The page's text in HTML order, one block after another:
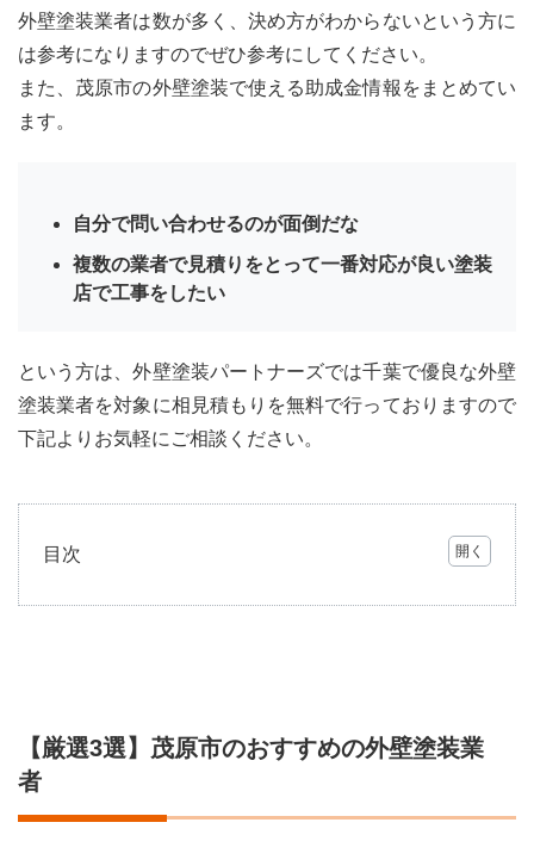
外壁塗装業者は数が多く、決め方がわからないという方に
は参考になりますのでぜひ参考にしてください。
また、茂原市の外壁塗装で使える助成金情報をまとめてい
ます。
自分で問い合わせるのが面倒だな
複数の業者で見積りをとって一番対応が良い塗装
店で工事をしたい
という方は、外壁塗装パートナーズでは千葉で優良な外壁
塗装業者を対象に相見積もりを無料で行っておりますので
下記よりお気軽にご相談ください。
目次
【厳
すめ
装業
【厳選3選】茂原市のおすすめの外壁塗装業
者